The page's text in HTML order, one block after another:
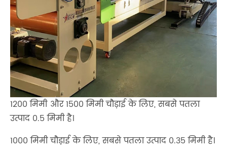
1200 मिमी और 1500 मिमी चौड़ाई के लिए, सबसे पतला
उत्पाद 0.5 मिमी है।
1000 मिमी चौड़ाई के लिए, सबसे पतला उत्पाद 0.35 मिमी है।